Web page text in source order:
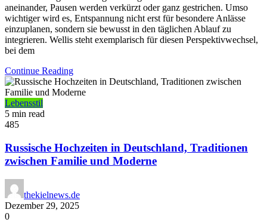
aneinander, Pausen werden verkürzt oder ganz gestrichen. Umso
wichtiger wird es, Entspannung nicht erst für besondere Anlässe
einzuplanen, sondern sie bewusst in den täglichen Ablauf zu
integrieren. Wellis steht exemplarisch für diesen Perspektivwechsel,
bei dem
Continue Reading
Lebensstil
5 min read
485
Russische Hochzeiten in Deutschland, Traditionen
zwischen Familie und Moderne
thekielnews.de
Dezember 29, 2025
0